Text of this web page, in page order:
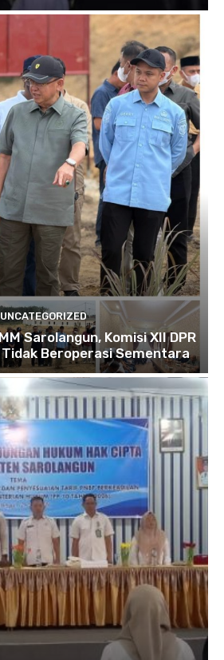
UNCATEGORIZED
Sarolangun, Komisi XII DPR
Beroperasi Sementara